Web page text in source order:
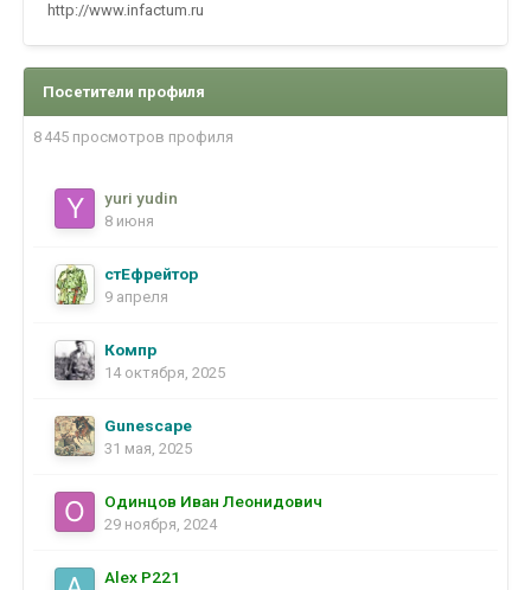
http://www.infactum.ru
Посетители профиля
8 445 просмотров профиля
yuri yudin
8 июня
стЕфрейтор
9 апреля
Компр
14 октября, 2025
Gunescape
31 мая, 2025
Одинцов Иван Леонидович
29 ноября, 2024
Alex P221